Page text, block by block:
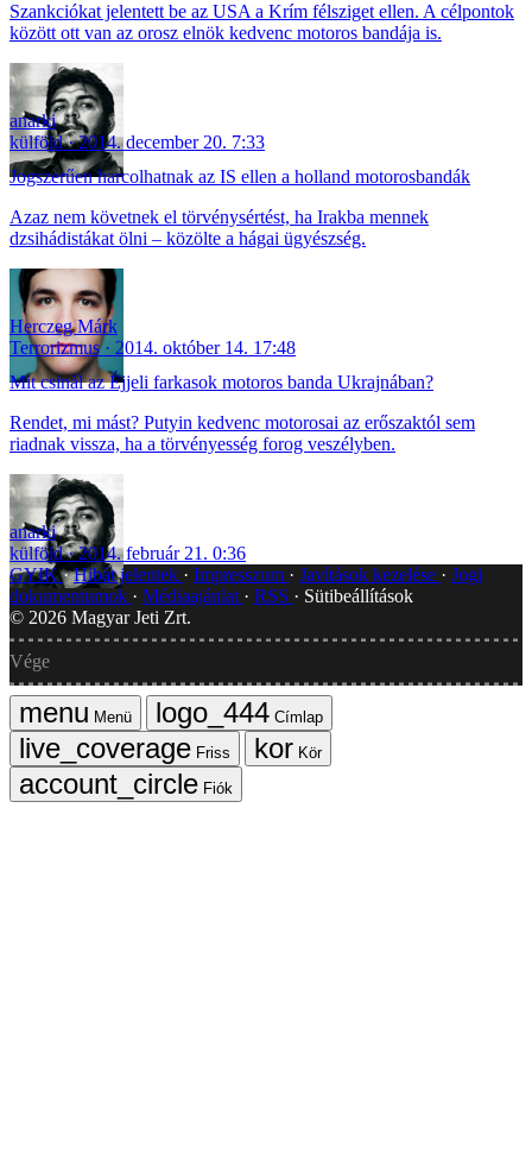
Szankciókat jelentett be az USA a Krím félsziget ellen. A célpontok
között ott van az orosz elnök kedvenc motoros bandája is.
anarki
külföld
2014. december 20. 7:33
Jogszerűen harcolhatnak az IS ellen a holland motorosbandák
Azaz nem követnek el törvénysértést, ha Irakba mennek
dzsihádistákat ölni – közölte a hágai ügyészség.
Herczeg Márk
Terrorizmus
2014. október 14. 17:48
Mit csinál az Éjjeli farkasok motoros banda Ukrajnában?
Rendet, mi mást? Putyin kedvenc motorosai az erőszaktól sem
riadnak vissza, ha a törvényesség forog veszélyben.
anarki
külföld
2014. február 21. 0:36
GYIK Hibát jelentek Impresszum Javítások kezelése
Jogi
dokumentumok
Médiaajánlat RSS
Sütibeállítások
© 2026 Magyar Jeti Zrt.
Vége
Menü
Címlap
Friss
Kör
Fiók